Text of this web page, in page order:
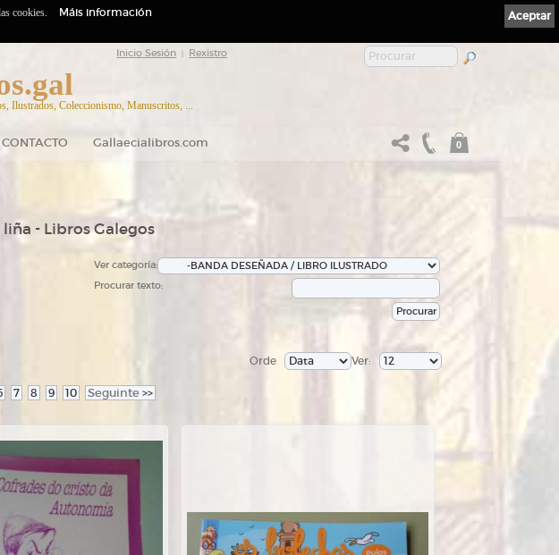
Inicio Sesión Rexistro
Ilustrados, Coleccionismo, Manuscritos, ...
CONTACTO Gallaecialibros.com 0
- Libros Galegos
Ver categoría:
Procurar texto:
Ver:
Orde
7 8 9 10 Seguinte >>
Aceptar
cookies. Máis información